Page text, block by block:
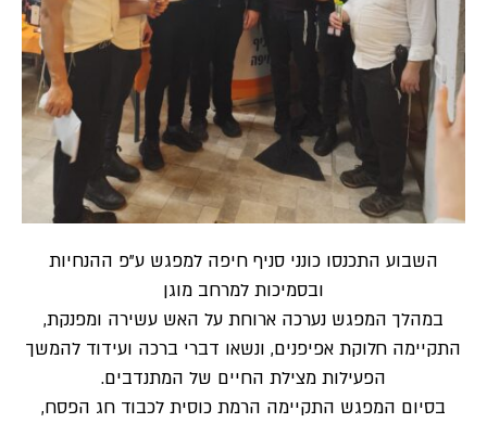
השבוע התכנסו כונני סניף חיפה למפגש ע”פ ההנחיות
ובסמיכות למרחב מוגן
במהלך המפגש נערכה ארוחת על האש עשירה ומפנקת,
התקיימה חלוקת אפיפנים, ונשאו דברי ברכה ועידוד להמשך
הפעילות מצילת החיים של המתנדבים.
בסיום המפגש התקיימה הרמת כוסית לכבוד חג הפסח,